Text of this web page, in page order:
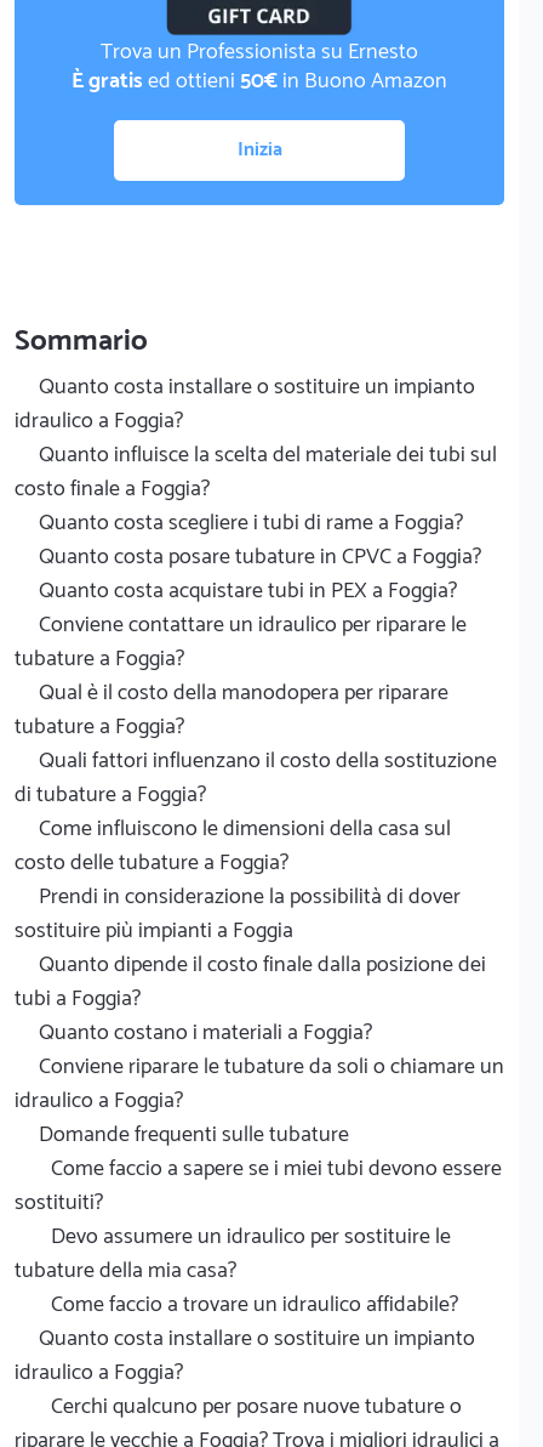
Trova un Professionista su Ernesto
È gratised ottieni50€in Buono Amazon
Inizia
Sommario
Quanto costa installare o sostituire un impianto
idraulico a Foggia?
Quanto influisce la scelta del materiale dei tubi sul
costo finale a Foggia?
Quanto costa scegliere i tubi di rame a Foggia?
Quanto costa posare tubature in CPVC a Foggia?
Quanto costa acquistare tubi in PEX a Foggia?
Conviene contattare un idraulico per riparare le
tubature a Foggia?
Qual è il costo della manodopera per riparare
tubature a Foggia?
Quali fattori influenzano il costo della sostituzione
di tubature a Foggia?
Come influiscono le dimensioni della casa sul
costo delle tubature a Foggia?
Prendi in considerazione la possibilità di dover
sostituire più impianti a Foggia
Quanto dipende il costo finale dalla posizione dei
tubi a Foggia?
Quanto costano i materiali a Foggia?
Conviene riparare le tubature da soli o chiamare un
idraulico a Foggia?
Domande frequenti sulle tubature
Come faccio a sapere se i miei tubi devono essere
sostituiti?
Devo assumere un idraulico per sostituire le
tubature della mia casa?
Come faccio a trovare un idraulico affidabile?
Quanto costa installare o sostituire un impianto
idraulico a Foggia?
Cerchi qualcuno per posare nuove tubature o